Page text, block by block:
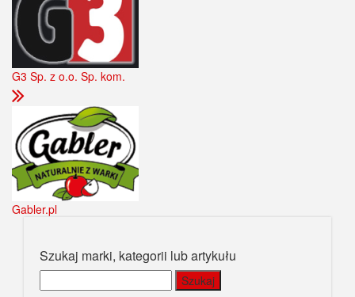
G3 Sp. z o.o. Sp. kom.
Gabler.pl
Szukaj marki, kategorii lub artykułu